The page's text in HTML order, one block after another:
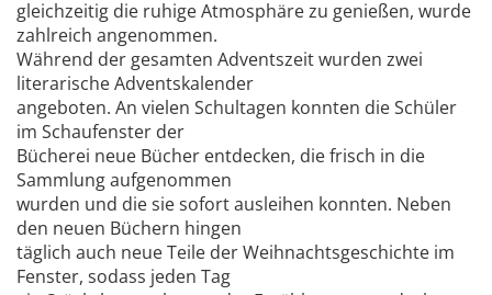
gleichzeitig die ruhige Atmosphäre zu genießen, wurde
zahlreich angenommen.
Während der gesamten Adventszeit wurden zwei
literarische Adventskalender
angeboten. An vielen Schultagen konnten die Schüler
im Schaufenster der
Bücherei neue Bücher entdecken, die frisch in die
Sammlung aufgenommen
wurden und die sie sofort ausleihen konnten. Neben
den neuen Büchern hingen
täglich auch neue Teile der Weihnachtsgeschichte im
Fenster, sodass jeden Tag